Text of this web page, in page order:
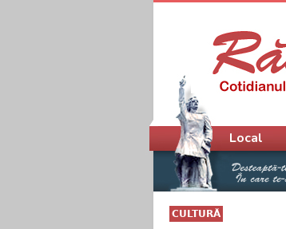
CULTURĂ
Meniu principal
Local